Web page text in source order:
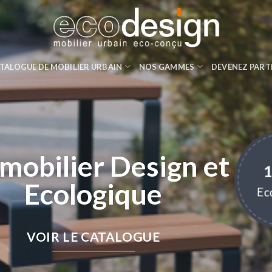
DE MOBILIER URBAIN NOS GAMMES DEVENEZ
Design et
Ecologique
VOIR LE CATALOGUE